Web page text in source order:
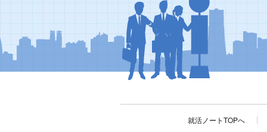
就活ノートTOPへ